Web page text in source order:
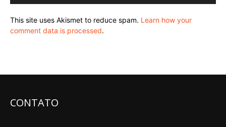
This site uses Akismet to reduce spam. Learn how your
comment data is processed.
CONTATO